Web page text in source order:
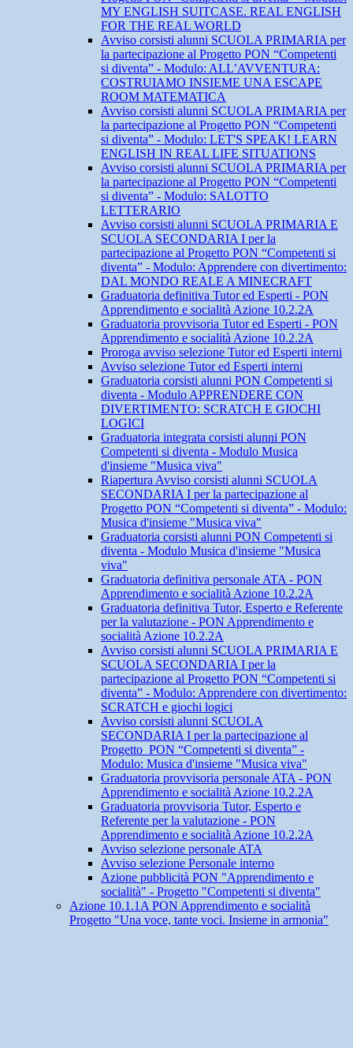
MY ENGLISH SUITCASE. REAL ENGLISH
FOR THE REAL WORLD
Avviso corsisti alunni SCUOLA PRIMARIA per
la partecipazione al Progetto PON “Competenti
si diventa” - Modulo: ALL’AVVENTURA:
COSTRUIAMO INSIEME UNA ESCAPE
ROOM MATEMATICA
Avviso corsisti alunni SCUOLA PRIMARIA per
la partecipazione al Progetto PON “Competenti
si diventa” - Modulo: LET'S SPEAK! LEARN
ENGLISH IN REAL LIFE SITUATIONS
Avviso corsisti alunni SCUOLA PRIMARIA per
la partecipazione al Progetto PON “Competenti
si diventa” - Modulo: SALOTTO
LETTERARIO
Avviso corsisti alunni SCUOLA PRIMARIA E
SCUOLA SECONDARIA I per la
partecipazione al Progetto PON “Competenti si
diventa” - Modulo: Apprendere con divertimento:
DAL MONDO REALE A MINECRAFT
Graduatoria definitiva Tutor ed Esperti - PON
Apprendimento e socialità Azione 10.2.2A
Graduatoria provvisoria Tutor ed Esperti - PON
Apprendimento e socialità Azione 10.2.2A
Proroga avviso selezione Tutor ed Esperti interni
Avviso selezione Tutor ed Esperti interni
Graduatoria corsisti alunni PON Competenti si
diventa - Modulo APPRENDERE CON
DIVERTIMENTO: SCRATCH E GIOCHI
LOGICI
Graduatoria integrata corsisti alunni PON
Competenti si diventa - Modulo Musica
d'insieme "Musica viva"
Riapertura Avviso corsisti alunni SCUOLA
SECONDARIA I per la partecipazione al
Progetto PON “Competenti si diventa” - Modulo:
Musica d'insieme "Musica viva"
Graduatoria corsisti alunni PON Competenti si
diventa - Modulo Musica d'insieme "Musica
viva"
Graduatoria definitiva personale ATA - PON
Apprendimento e socialità Azione 10.2.2A
Graduatoria definitiva Tutor, Esperto e Referente
per la valutazione - PON Apprendimento e
socialità Azione 10.2.2A
Avviso corsisti alunni SCUOLA PRIMARIA E
SCUOLA SECONDARIA I per la
partecipazione al Progetto PON “Competenti si
diventa” - Modulo: Apprendere con divertimento:
SCRATCH e giochi logici
Avviso corsisti alunni SCUOLA
SECONDARIA I per la partecipazione al
Progetto PON “Competenti si diventa” -
Modulo: Musica d'insieme "Musica viva"
Graduatoria provvisoria personale ATA - PON
Apprendimento e socialità Azione 10.2.2A
Graduatoria provvisoria Tutor, Esperto e
Referente per la valutazione - PON
Apprendimento e socialità Azione 10.2.2A
Avviso selezione personale ATA
Avviso selezione Personale interno
Azione pubblicità PON "Apprendimento e
socialità" - Progetto "Competenti si diventa"
Azione 10.1.1A PON Apprendimento e socialità
Progetto "Una voce, tante voci. Insieme in armonia"